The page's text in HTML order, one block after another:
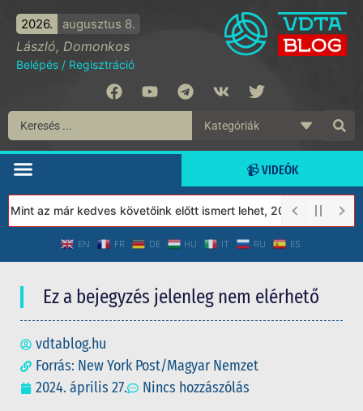
2026. augusztus 8.
László, Domonkos
Belépés / Regisztráció
📹 VIDEÓK
az már kedves követőink előtt ismert lehet, 2023-tól a Védett
EN FR DE HU IT RU ES
Ez a bejegyzés jelenleg nem elérhető
vdtablog.hu
Forrás: New York Post/Magyar Nemzet
2024. április 27.
Nincs hozzászólás